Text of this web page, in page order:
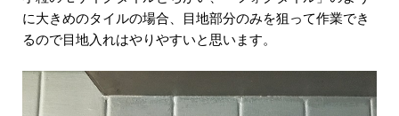
に大きめのタイルの場合、目地部分のみを狙って作業でき
るので目地入れはやりやすいと思います。